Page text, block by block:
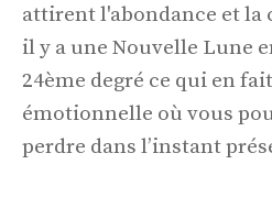
attirent l'abondance et la
il y a une Nouvelle Lune
24ème degré ce qui en
émotionnelle où vous
perdre dans l’instant